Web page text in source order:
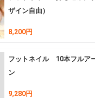
ザイン自由）
8,200円
フットネイル 10本フルア
ン
9,280円